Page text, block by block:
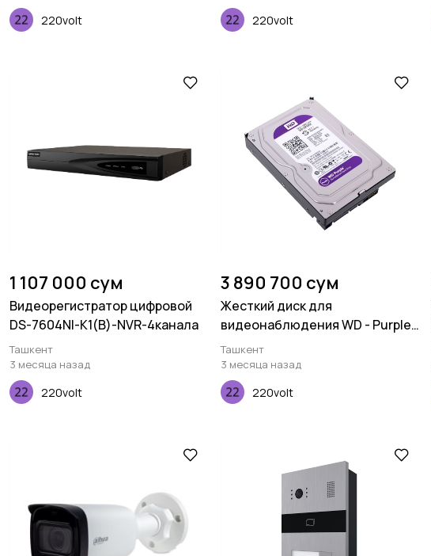
220volt 220volt
1 107 000 сум
Видеорегистратор цифровой
DS-7604NI-К1(B)-NVR-4канала
Ташкент
3 месяца назад
220volt
3 890 700 сум
Жесткий диск для
видеонаблюдения WD - Purple -
WD80PURX-78
Ташкент
3 месяца назад
220volt